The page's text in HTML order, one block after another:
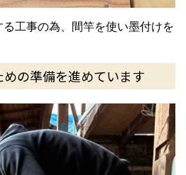
工事の為、間竿を使い墨付けを
の準備を進めています